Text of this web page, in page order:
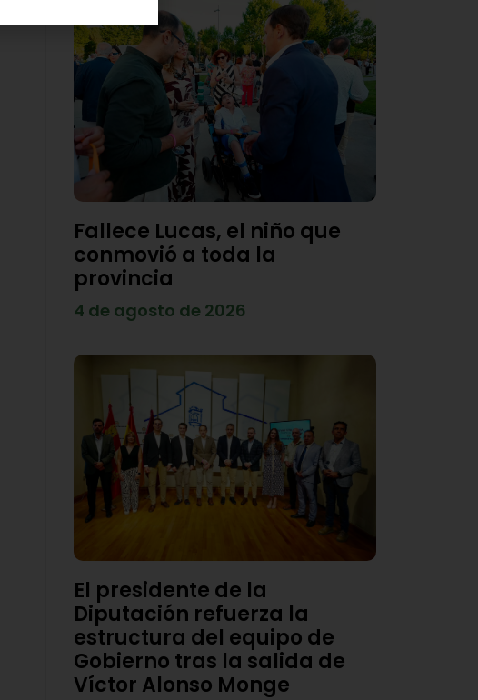
Fallece Lucas, el niño que
conmovió a toda la
provincia
4 de agosto de 2026
El presidente de la
Diputación refuerza la
estructura del equipo de
Gobierno tras la salida de
Víctor Alonso Monge